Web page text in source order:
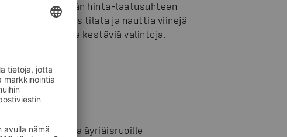
valittuja, hyvän hinta-laatusuhteen
mahdollisuus tilata ja nauttia viinejä
kannalta kestäviä valintoja.
sekä kala- ja äyriäisruoille